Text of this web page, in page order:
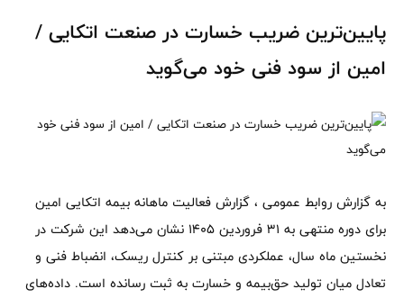
پایین‌ترین ضریب خسارت در صنعت اتکایی /
امین از سود فنی خود می‌گوید
به گزارش روابط عمومی ، گزارش فعالیت ماهانه بیمه اتکایی امین
برای دوره منتهی به ۳۱ فروردین ۱۴۰۵ نشان می‌دهد این شرکت در
نخستین ماه سال، عملکردی مبتنی بر کنترل ریسک، انضباط فنی و
تعادل میان تولید حق‌بیمه و خسارت به ثبت رسانده است. داده‌های